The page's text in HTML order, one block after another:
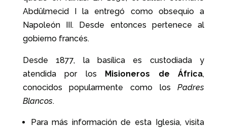
Abdülmecid I la entregó como obsequio a
Napoleón III. Desde entonces pertenece al
gobierno francés.
Desde 1877, la basílica es custodiada y
atendida por los
Misioneros de África,
conocidos popularmente como losPadres
Blancos.
Para más información de esta Iglesia, visita